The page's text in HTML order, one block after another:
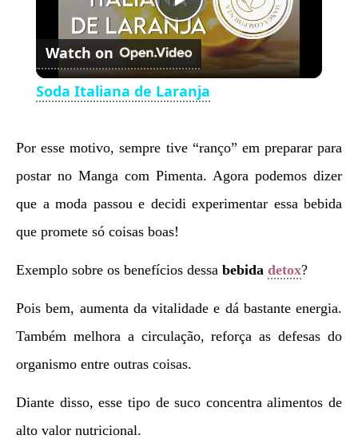
Play
Video
Watch on
Soda Italiana de Laranja
Por esse motivo, sempre tive “ranço” em preparar para
postar no Manga com Pimenta. Agora podemos dizer
que a moda passou e decidi experimentar essa bebida
que promete só coisas boas!
Exemplo sobre os benefícios dessa bebida detox?
Pois bem, aumenta da vitalidade e dá bastante energia.
Também melhora a circulação, reforça as defesas do
organismo entre outras coisas.
Diante disso, esse tipo de suco concentra alimentos de
alto valor nutricional.